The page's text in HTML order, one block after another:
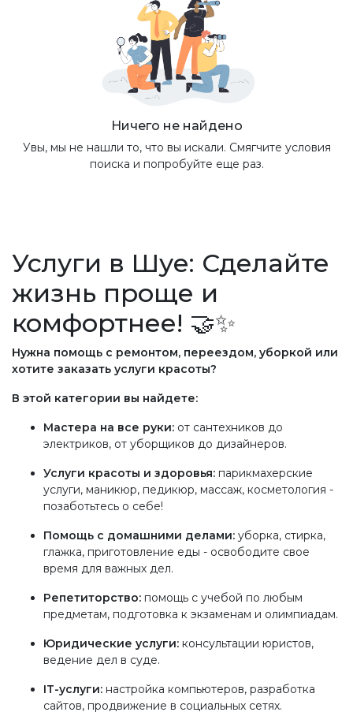
Ничего не найдено
Увы, мы не нашли то, что вы искали. Смягчите условия
поиска и попробуйте еще раз.
Услуги в Шуе: Сделайте
жизнь проще и
комфортнее! 🤝✨
Нужна помощь с ремонтом, переездом, уборкой или
хотите заказать услуги красоты?
В этой категории вы найдете:
Мастера на все руки: от сантехников до
электриков, от уборщиков до дизайнеров.
Услуги красоты и здоровья: парикмахерские
услуги, маникюр, педикюр, массаж, косметология -
позаботьтесь о себе!
Помощь с домашними делами: уборка, стирка,
глажка, приготовление еды - освободите свое
время для важных дел.
Репетиторство: помощь с учебой по любым
предметам, подготовка к экзаменам и олимпиадам.
Юридические услуги: консультации юристов,
ведение дел в суде.
IT-услуги: настройка компьютеров, разработка
сайтов, продвижение в социальных сетях.